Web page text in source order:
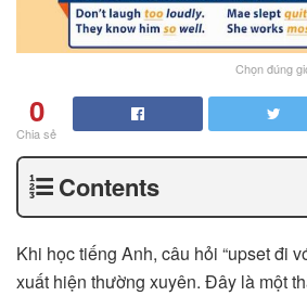
Chọn đúng
0
Chia sẻ
Contents
Khi học tiếng Anh, câu hỏi “upset đi
xuất hiện thường xuyên. Đây là một